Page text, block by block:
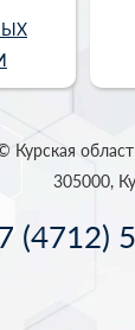
Курская
305000,
(4712)